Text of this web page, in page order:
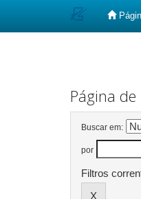
Página de
Buscar em:
por
Filtros